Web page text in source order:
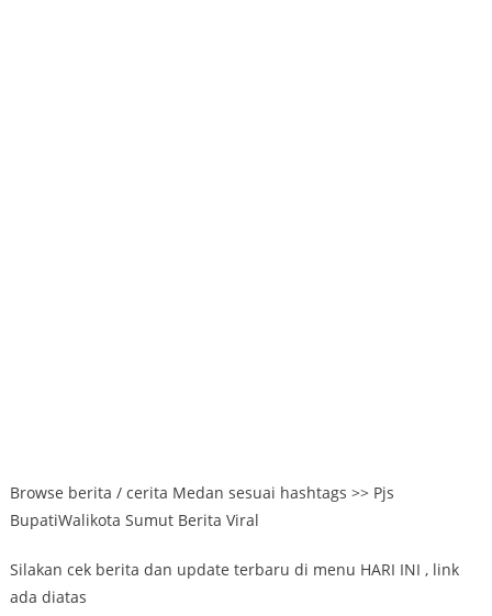
Browse berita / cerita Medan sesuai hashtags >> Pjs
BupatiWalikota Sumut Berita Viral
Silakan cek berita dan update terbaru di menu HARI INI , link
ada diatas